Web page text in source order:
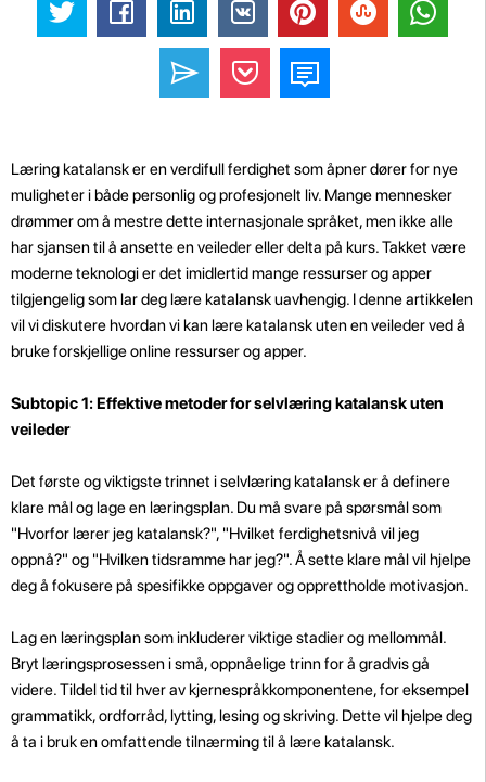
Læring katalansk er en verdifull ferdighet som åpner dører for nye
muligheter i både personlig og profesjonelt liv. Mange mennesker
drømmer om å mestre dette internasjonale språket, men ikke alle
har sjansen til å ansette en veileder eller delta på kurs. Takket være
moderne teknologi er det imidlertid mange ressurser og apper
tilgjengelig som lar deg lære katalansk uavhengig. I denne artikkelen
vil vi diskutere hvordan vi kan lære katalansk uten en veileder ved å
bruke forskjellige online ressurser og apper.
Subtopic 1: Effektive metoder for selvlæring katalansk uten
veileder
Det første og viktigste trinnet i selvlæring katalansk er å definere
klare mål og lage en læringsplan. Du må svare på spørsmål som
"Hvorfor lærer jeg katalansk?", "Hvilket ferdighetsnivå vil jeg
oppnå?" og "Hvilken tidsramme har jeg?". Å sette klare mål vil hjelpe
deg å fokusere på spesifikke oppgaver og opprettholde motivasjon.
Lag en læringsplan som inkluderer viktige stadier og mellommål.
Bryt læringsprosessen i små, oppnåelige trinn for å gradvis gå
videre. Tildel tid til hver av kjernespråkkomponentene, for eksempel
grammatikk, ordforråd, lytting, lesing og skriving. Dette vil hjelpe deg
å ta i bruk en omfattende tilnærming til å lære katalansk.